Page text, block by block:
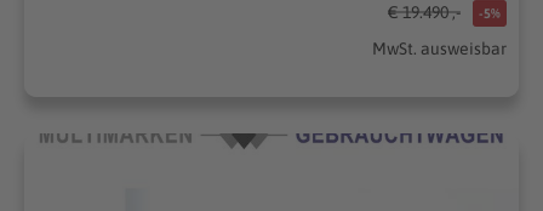
€ 19.490 ,- -5%
MwSt. ausweisbar